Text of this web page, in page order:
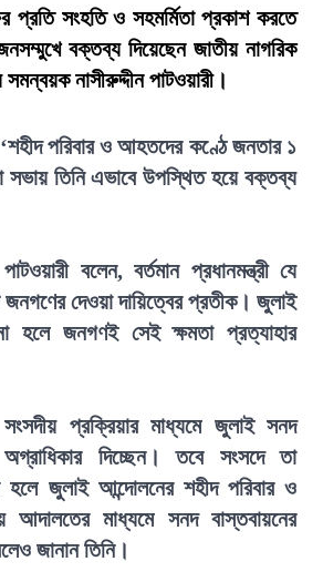
প্রতি সংহতি ও সহমর্মিতা প্রকাশ করতে
বক্তব্য দিয়েছেন জাতীয় নাগরিক
নাসীরুদ্দীন পাটওয়ারী।
পরিবার ও আহতদের কণ্ঠে জনতার ১
সভায় তিনি এভাবে উপস্থিত হয়ে বক্তব্য
বলেন, বর্তমান প্রধানমন্ত্রী যে
জনগণের দেওয়া দায়িত্বের প্রতীক। জুলাই
হলে জনগণই সেই ক্ষমতা প্রত্যাহার
প্রক্রিয়ার মাধ্যমে জুলাই সনদ
অগ্রাধিকার দিচ্ছেন। তবে সংসদে তা
হলে জুলাই আন্দোলনের শহীদ পরিবার ও
আদালতের মাধ্যমে সনদ বাস্তবায়নের
জানান তিনি।